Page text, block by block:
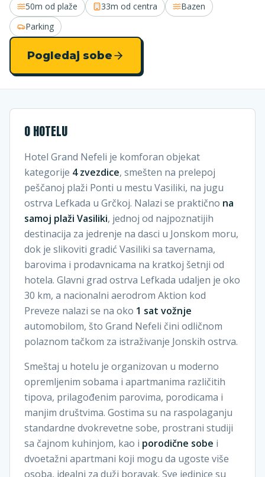
50m od plaže 33m od centra
Bazen
Parking
Pogledaj sobe
O HOTELU
Hotel Grand Nefeli je komforan objekat
kategorije 4 zvezdice, smešten na prelepoj
peščanoj plaži Ponti u mestu Vasiliki, na jugu
ostrva Lefkada u Grčkoj. Nalazi se praktično na
samoj plaži Vasiliki, jednoj od najpoznatijih
destinacija za jedrenje na dasci u Jonskom moru,
dok je slikoviti gradić Vasiliki sa tavernama,
barovima i prodavnicama na kratkoj šetnji od
hotela. Glavni grad ostrva Lefkada udaljen je oko
30 km, a nacionalni aerodrom Aktion kod
Preveze nalazi se na oko 1 sat vožnje
automobilom, što Grand Nefeli čini odličnom
polaznom tačkom za istraživanje Jonskih ostrva.
Smeštaj u hotelu je organizovan u moderno
opremljenim sobama i apartmanima različitih
tipova, prilagođenim parovima, porodicama i
manjim društvima. Gostima su na raspolaganju
standardne dvokrevetne sobe, prostrani studiji
sa čajnom kuhinjom, kao i porodične sobe i
dvoetažni apartmani koji mogu da ugoste više
osoba, idealni za duži boravak. Sve jedinice su